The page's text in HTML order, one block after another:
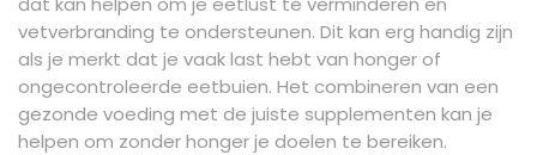
vetverbranding te ondersteunen. Dit kan erg handig zijn
als je merkt dat je vaak last hebt van honger of
ongecontroleerde eetbuien. Het combineren van een
gezonde voeding met de juiste supplementen kan je
helpen om zonder honger je doelen te bereiken.